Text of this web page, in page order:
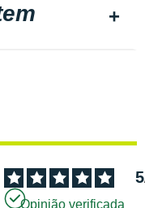
5
Opinião verificada